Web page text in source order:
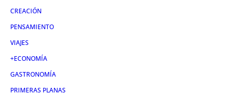
CREACIÓN
PENSAMIENTO
VIAJES
+ECONOMÍA
GASTRONOMÍA
PRIMERAS PLANAS